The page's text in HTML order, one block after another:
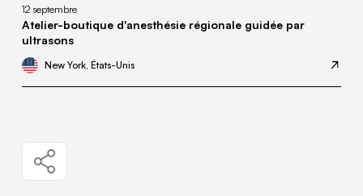
12 septembre
Atelier-boutique d'anesthésie régionale guidée par
ultrasons
New York, États-Unis